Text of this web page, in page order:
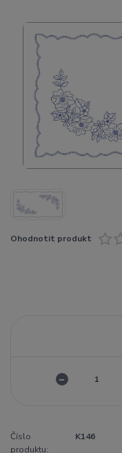
Ohodnotit produkt
Číslo
produktu:
K146